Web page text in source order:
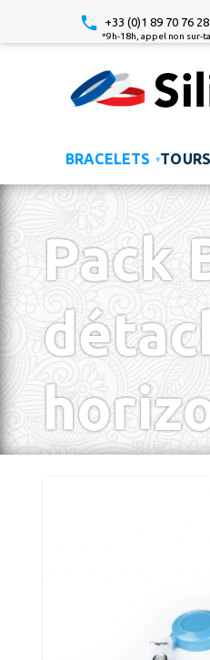
+33 (0)1 89 70 76
*9h-18h, appel non sur-
BRACELETS ▾
Pack